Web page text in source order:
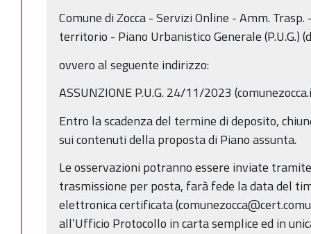
Comune di Zocca - Servizi Online - Amm.
territorio - Piano Urbanistico Generale (P.U.G.)
ovvero al seguente indirizzo:
ASSUNZIONE P.U.G. 24/11/2023
Entro la scadenza del termine di deposito,
sui contenuti della proposta di Piano assunta.
Le osservazioni potranno essere inviate
trasmissione per posta, farà fede la data del
elettronica certificata
all’Ufficio Protocollo in carta semplice ed in